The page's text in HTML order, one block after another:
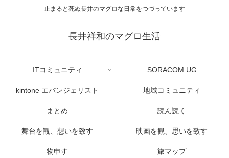
止まると死ぬ長井のマグロな日常をつづっています
長井祥和のマグロ生活
ITコミュニティ SORACOM UG
kintone エバンジェリスト 地域コミュニティ
まとめ 読ん読く
舞台を観、想いを致す 映画を観、思いを致す
物申す 旅マップ